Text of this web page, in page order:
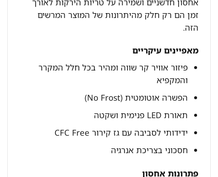
זמן הם רק חלק מהיתרונות של המוצר המרשים
הזה.
מאפיינים עיקריים
פיזור אוויר קר שווה ומהיר בכל חלל המקרר
והמקפיא
הפשרה אוטומטית (No Frost)
תאורת LED פנימית ושקטה
ידידותי לסביבה עם גז קירור CFC Free
חסכוני בצריכת אנרגיה
פתרונות אחסון